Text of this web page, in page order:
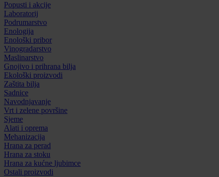
Popusti i akcije
Laboratorij
Podrumarstvo
Enologija
Enološki pribor
Vinogradarstvo
Maslinarstvo
Gnojivo i prihrana bilja
Ekološki proizvodi
Zaštita bilja
Sadnice
Navodnjavanje
Vrt i zelene površine
Sjeme
Alati i oprema
Mehanizacija
Hrana za perad
Hrana za stoku
Hrana za kućne ljubimce
Ostali proizvodi